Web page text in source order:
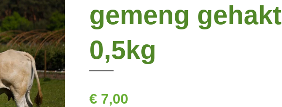
gemeng gehakt
0,5kg
€ 7,00